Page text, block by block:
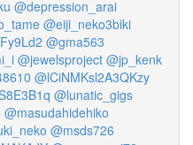
@depression_arai
@eiji_neko3biki
@gma563
@jewelsproject @jp_kenk
@lCiNMKsl2A3QKzy
@lunatic_gigs
@masudahidehiko
@msds726